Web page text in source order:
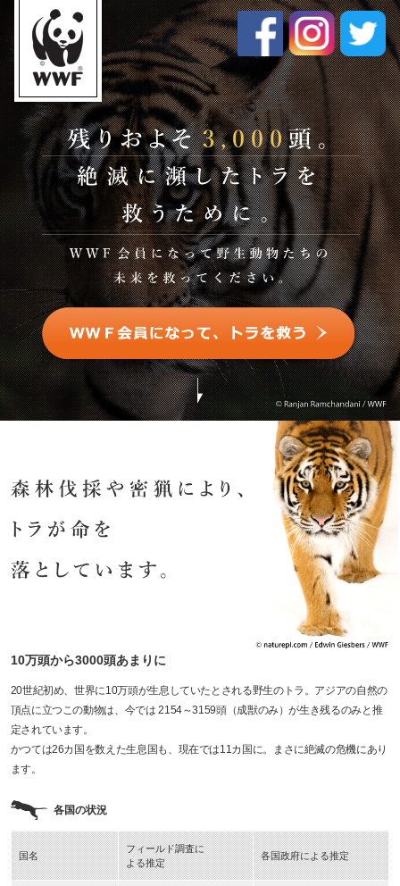
10万頭から3000頭あまりに
20世紀初め、世界に10万頭が生息していたとされる野生のトラ。アジアの自然の
頂点に立つこの動物は、今では 2154～3159頭（成獣のみ）が生き残るのみと推
定されています。
かつては26カ国を数えた生息国も、現在では11カ国に。まさに絶滅の危機にあり
ます。
各国の状況
国名
フィールド調査に
よる推定
各国政府による推定